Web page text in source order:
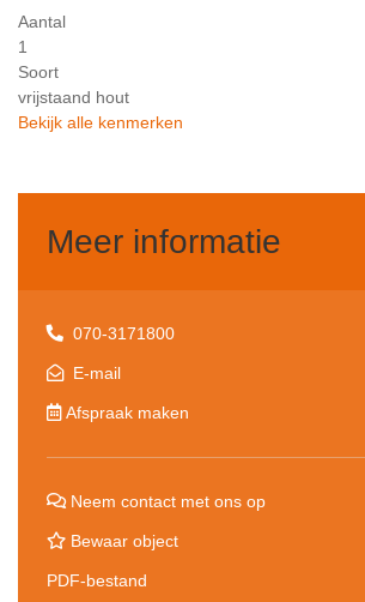
Aantal
1
Soort
vrijstaand hout
Bekijk alle kenmerken
Meer informatie
070-3171800
E-mail
Afspraak maken
Neem contact met ons op
Bewaar object
PDF-bestand